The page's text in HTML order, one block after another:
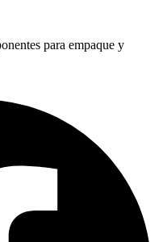
para empaque y